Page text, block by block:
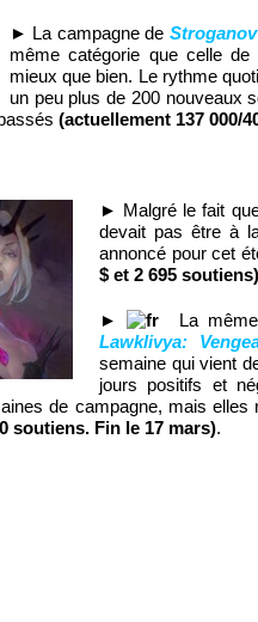
► La campagne de Stroganov
même catégorie que celle
mieux que bien. Le rythme
un peu plus de 200 nouveaux
(actuellement 137 000/
► Malgré le fait
devait pas être à
annoncé pour cet
$ et 2 695 soutiens)
►
La
Lawklivya:
semaine qui vient
jours positifs et
de campagne, mais elles
soutiens. Fin le 17 mars).